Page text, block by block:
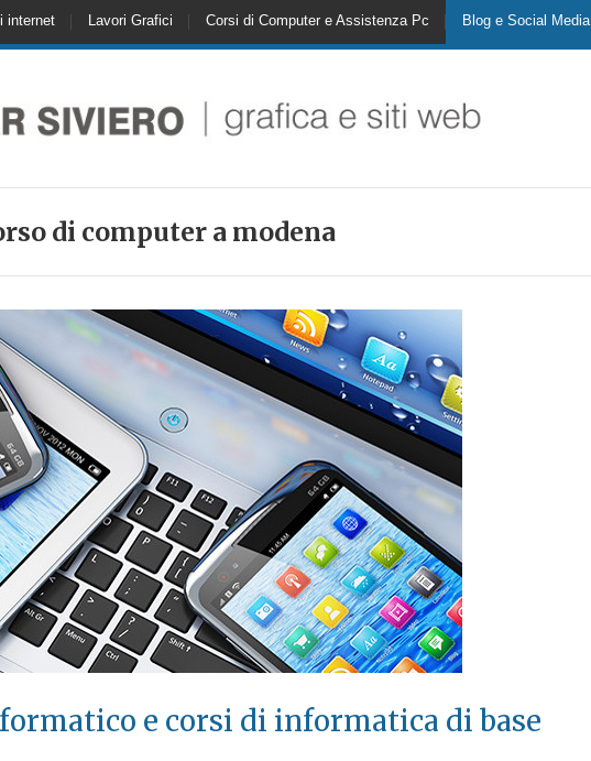
internet Lavori Grafici Corsi di Computer e Assistenza Pc Blog e Social Media
di computer a modena
e corsi di informatica di base